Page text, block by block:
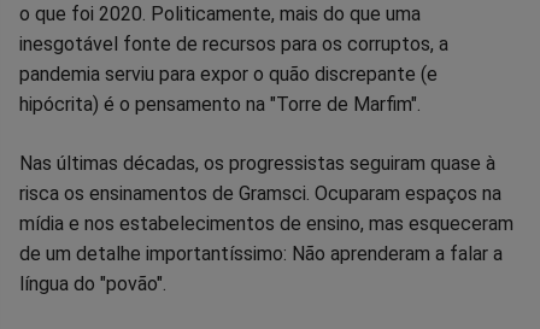
no
Facebook
no
Whatsapp
no
Twitter
no
Messenger
no
Telegram
o que foi 2020. Politicamente, mais do que uma
inesgotável fonte de recursos para os corruptos, a
pandemia serviu para expor o quão discrepante (e
hipócrita) é o pensamento na "Torre de Marfim".
Nas últimas décadas, os progressistas seguiram quase à
risca os ensinamentos de Gramsci. Ocuparam espaços na
mídia e nos estabelecimentos de ensino, mas esqueceram
de um detalhe importantíssimo: Não aprenderam a falar a
língua do "povão".